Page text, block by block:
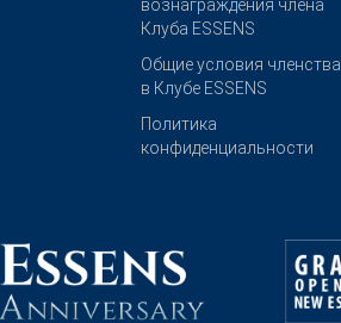
вознаграждения члена
Клуба ESSENS
Общие условия членства
в Клубе ESSENS
Политика
конфиденциальности